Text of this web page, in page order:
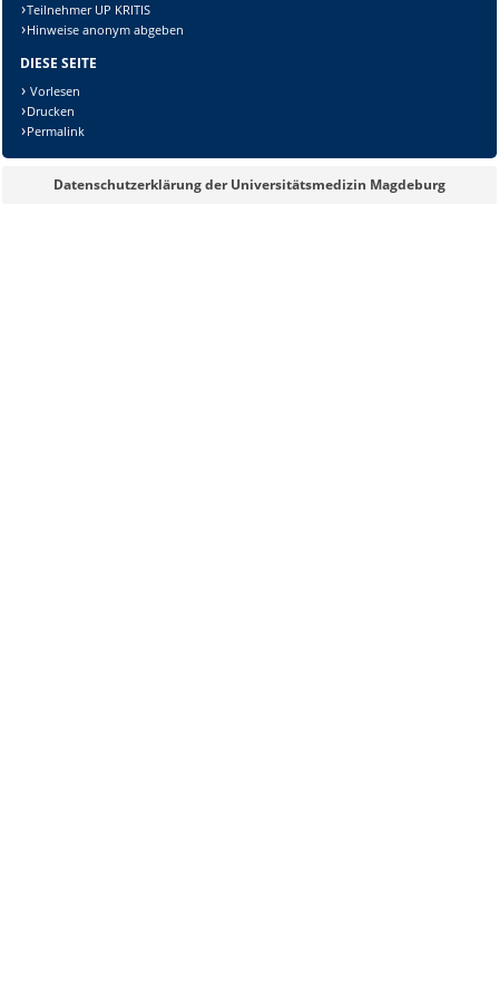
Teilnehmer UP KRITIS
Hinweise anonym abgeben
DIESE SEITE
Vorlesen
Drucken
Permalink
Datenschutzerklärung der Universitätsmedizin Magdeburg